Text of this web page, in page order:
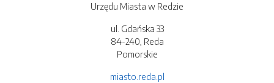
Urzędu Miasta w Redzie
ul. Gdańska 33
84-240, Reda
Pomorskie
miasto.reda.pl